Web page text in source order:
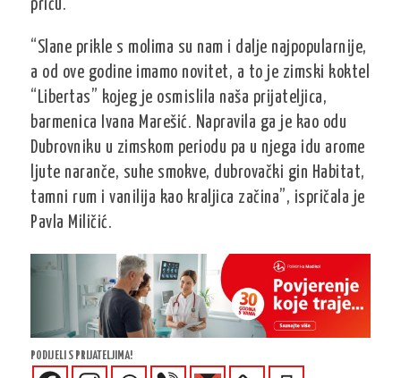
priču.
“Slane prikle s molima su nam i dalje najpopularnije,
a od ove godine imamo novitet, a to je zimski koktel
“Libertas” kojeg je osmislila naša prijateljica,
barmenica Ivana Marešić. Napravila ga je kao odu
Dubrovniku u zimskom periodu pa u njega idu arome
ljute naranče, suhe smokve, dubrovački gin Habitat,
tamni rum i vanilija kao kraljica začina”, ispričala je
Pavla Miličić.
PODIJELI S PRIJATELJIMA!